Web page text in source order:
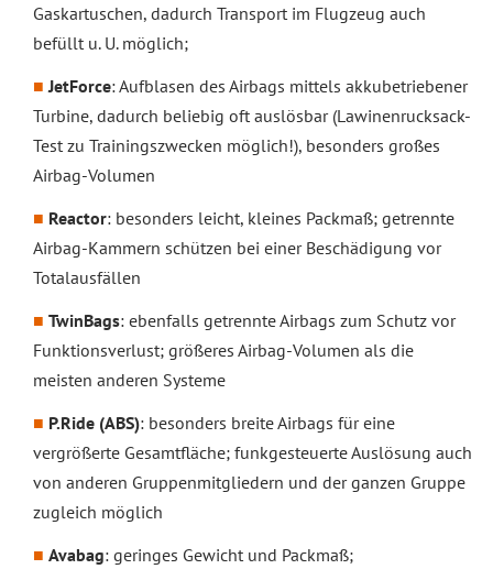
Gaskartuschen, dadurch Transport im Flugzeug auch
befüllt u. U. möglich;
JetForce: Aufblasen des Airbags mittels akkubetriebener
Turbine, dadurch beliebig oft auslösbar (Lawinenrucksack-
Test zu Trainingszwecken möglich!), besonders großes
Airbag-Volumen
Reactor: besonders leicht, kleines Packmaß; getrennte
Airbag-Kammern schützen bei einer Beschädigung vor
Totalausfällen
TwinBags: ebenfalls getrennte Airbags zum Schutz vor
Funktionsverlust; größeres Airbag-Volumen als die
meisten anderen Systeme
P.Ride (ABS): besonders breite Airbags für eine
vergrößerte Gesamtfläche; funkgesteuerte Auslösung auch
von anderen Gruppenmitgliedern und der ganzen Gruppe
zugleich möglich
Avabag: geringes Gewicht und Packmaß;